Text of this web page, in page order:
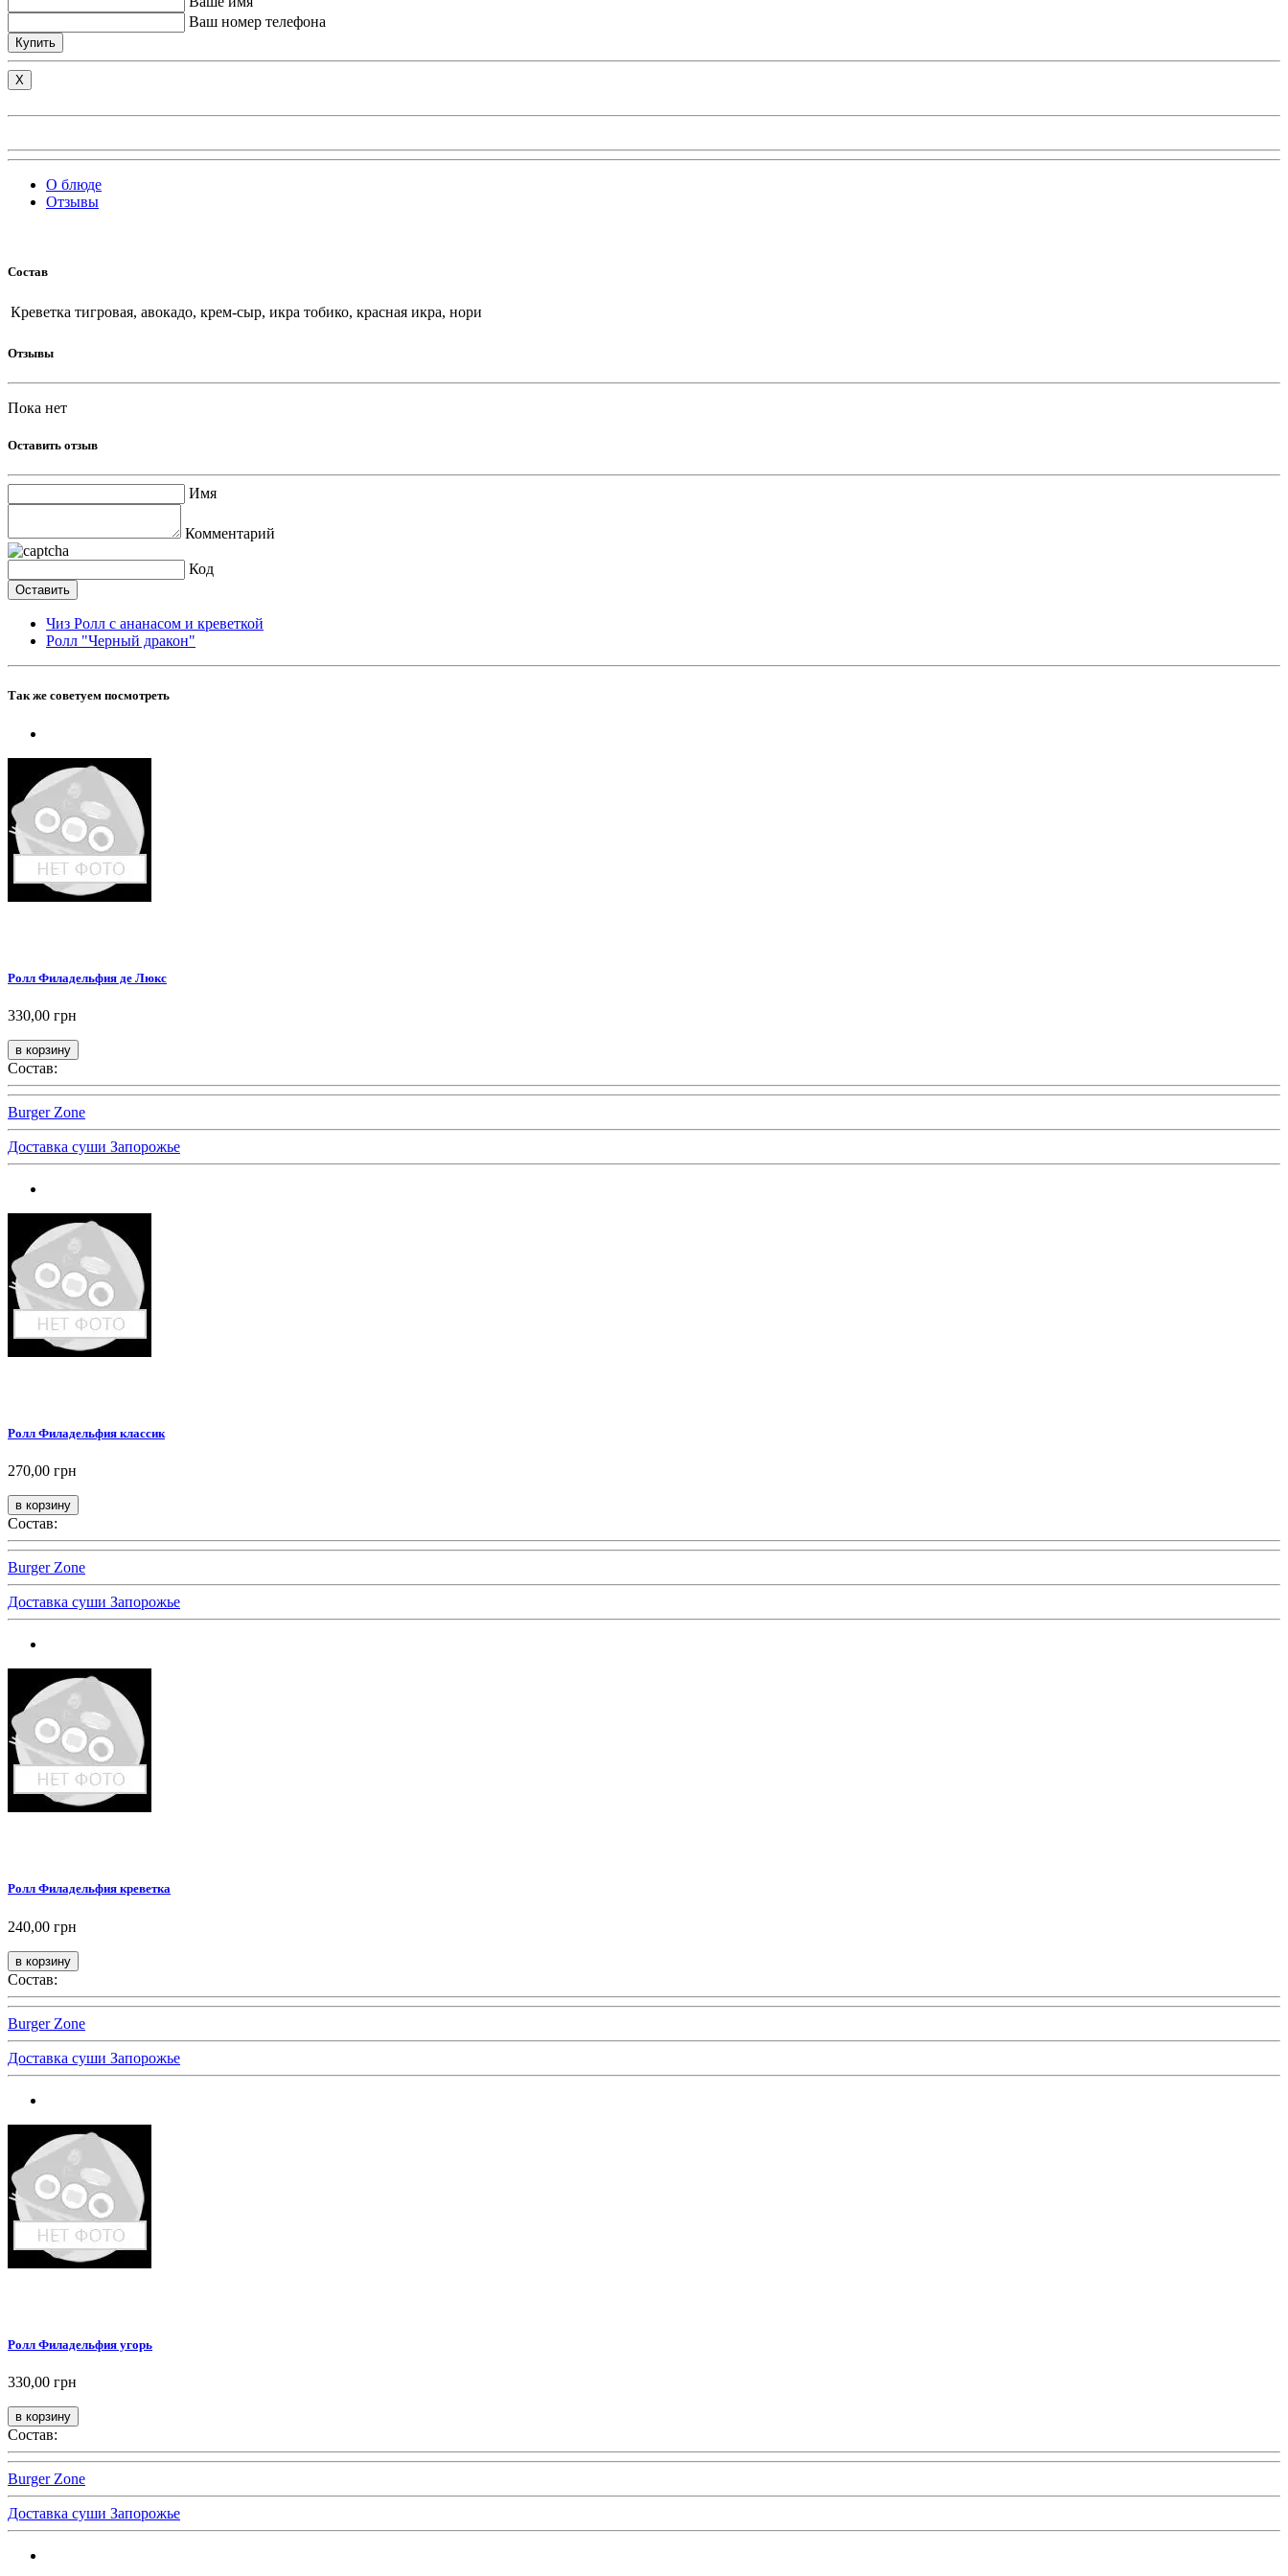
Ваш номер телефона
Купить
X
О блюде
Отзывы
Состав
Креветка тигровая, авокадо, крем-сыр, икра тобико, красная икра, нори
Отзывы
Пока нет
Оставить отзыв
Имя
Комментарий
Код
Чиз Ролл с ананасом и креветкой
Ролл "Черный дракон"
Так же советуем посмотреть
Ролл Филадельфия де Люкс
330,00 грн
Состав:
Burger Zone
Доставка суши Запорожье
Ролл Филадельфия классик
270,00 грн
Состав:
Burger Zone
Доставка суши Запорожье
Ролл Филадельфия креветка
240,00 грн
Состав:
Burger Zone
Доставка суши Запорожье
Ролл Филадельфия угорь
330,00 грн
Состав:
Burger Zone
Доставка суши Запорожье